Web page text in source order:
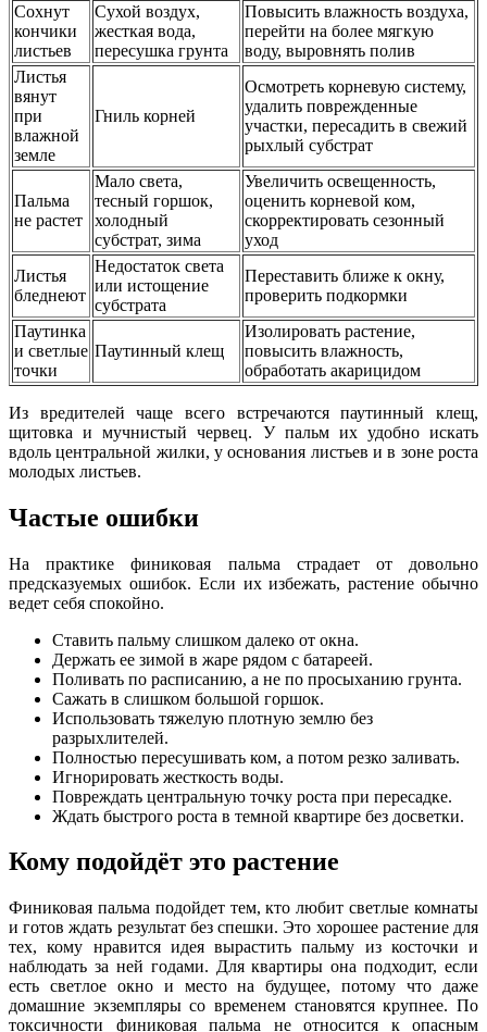
Сохнут
кончики
листьев
Сухой воздух,
жесткая вода,
пересушка грунта
Повысить влажность воздуха,
перейти на более мягкую
воду, выровнять полив
Листья
вянут
при
влажной
земле
Гниль корней
Осмотреть корневую систему,
удалить поврежденные
участки, пересадить в свежий
рыхлый субстрат
Пальма
не растет
Мало света,
тесный горшок,
холодный
субстрат, зима
Увеличить освещенность,
оценить корневой ком,
скорректировать сезонный
уход
Листья
бледнеют
Недостаток света
или истощение
субстрата
Переставить ближе к окну,
проверить подкормки
Паутинка
и светлые
точки
Паутинный клещ
Изолировать растение,
повысить влажность,
обработать акарицидом
Из вредителей чаще всего встречаются паутинный клещ,
щитовка и мучнистый червец. У пальм их удобно искать
вдоль центральной жилки, у основания листьев и в зоне роста
молодых листьев.
Частые ошибки
На практике финиковая пальма страдает от довольно
предсказуемых ошибок. Если их избежать, растение обычно
ведет себя спокойно.
Ставить пальму слишком далеко от окна.
Держать ее зимой в жаре рядом с батареей.
Поливать по расписанию, а не по просыханию грунта.
Сажать в слишком большой горшок.
Использовать тяжелую плотную землю без
разрыхлителей.
Полностью пересушивать ком, а потом резко заливать.
Игнорировать жесткость воды.
Повреждать центральную точку роста при пересадке.
Ждать быстрого роста в темной квартире без досветки.
Кому подойдёт это растение
Финиковая пальма подойдет тем, кто любит светлые комнаты
и готов ждать результат без спешки. Это хорошее растение для
тех, кому нравится идея вырастить пальму из косточки и
наблюдать за ней годами. Для квартиры она подходит, если
есть светлое окно и место на будущее, потому что даже
домашние экземпляры со временем становятся крупнее. По
токсичности финиковая пальма не относится к опасным